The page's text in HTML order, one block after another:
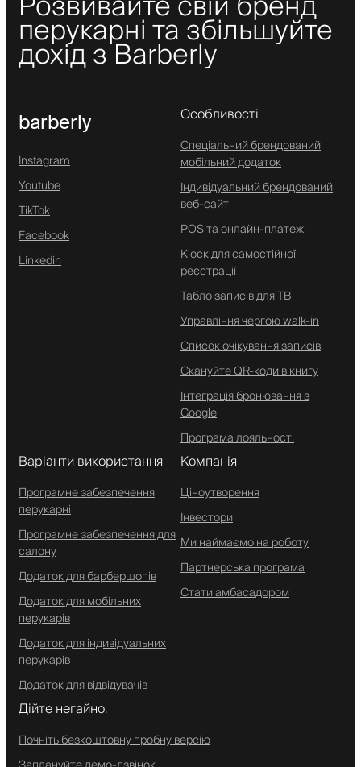
перукарні та збільшуйте
дохід з Barberly
barberly
Instagram
Youtube
TikTok
Facebook
Linkedin
Особливості
Спеціальний брендований
мобільний додаток
Індивідуальний брендований
веб-сайт
POS та онлайн-платежі
Кіоск для самостійної
реєстрації
Табло записів для ТВ
Управління чергою walk-in
Список очікування записів
Скануйте QR-коди в книгу
Інтеграція бронювання з
Google
Програма лояльності
Варіанти використання
Програмне забезпечення
перукарні
Програмне забезпечення для
салону
Додаток для барбершопів
Додаток для мобільних
перукарів
Додаток для індивідуальних
перукарів
Додаток для відвідувачів
Компанія
Ціноутворення
Інвестори
Ми наймаємо на роботу
Партнерська програма
Стати амбасадором
Дійте негайно.
Почніть безкоштовну пробну версію